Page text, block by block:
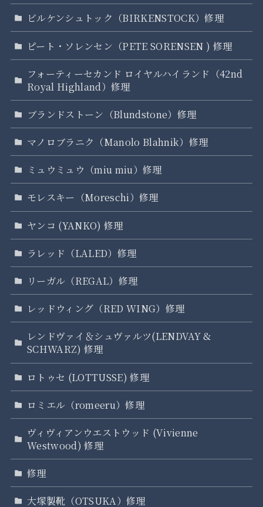
ビルケンシュトック（BIRKENSTOCK）修理
ピート・ソレンセン（PETE SORENSEN ) 修理
フォーティーセカンド ロイヤルハイランド（42nd
Royal Highland）修理
ブランドストーン（Blundstone）修理
マノロブラニク（Manolo Blahnik）修理
ミュウミュウ（miu miu）修理
モレスキー（Moreschi）修理
ヤンコ (YANKO) 修理
ラレッド（LALED）修理
リーガル（REGAL）修理
レッドウィング（RED WING）修理
レンドヴァイ＆シュヴァルツ(LENDVAY &
SCHWARZ) 修理
ロトゥセ (LOTTUSSE) 修理
ロミエル（romeeru）修理
ヴィヴィアンウエストウッド (Vivienne
Westwood) 修理
修理
大塚製靴（OTSUKA）修理